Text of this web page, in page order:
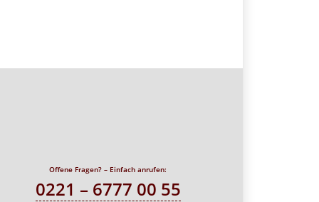
Offene Fragen? – Einfach anrufen:
0221 – 6777 00 55